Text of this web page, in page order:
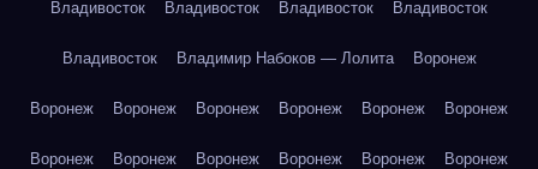
Владивосток Владивосток Владивосток Владивосток
Владивосток Владимир Набоков — Лолита Воронеж
Воронеж Воронеж Воронеж Воронеж Воронеж Воронеж
Воронеж Воронеж Воронеж Воронеж Воронеж Воронеж